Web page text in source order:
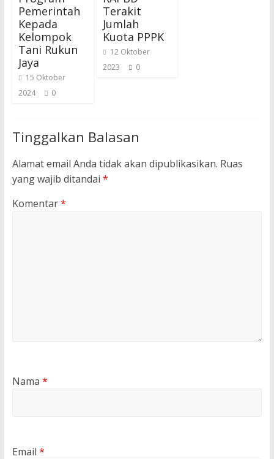
Pemerintah
Kepada
Kelompok
Tani Rukun
Jaya
15 Oktober
2024
0
Terakit
Jumlah
Kuota PPPK
12 Oktober
2023
0
Tinggalkan Balasan
Alamat email Anda tidak akan dipublikasikan. Ruas
yang wajib ditandai *
Komentar*
Nama *
Email *